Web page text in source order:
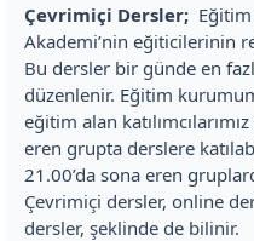
Çevrimiçi Dersler;
Akademi’nin eğiticilerinin
Bu dersler bir günde en
düzenlenir. Eğitim
eğitim alan
eren grupta derslere
21.00’da sona eren
Çevrimiçi dersler, online
dersler, şeklinde de bilinir.